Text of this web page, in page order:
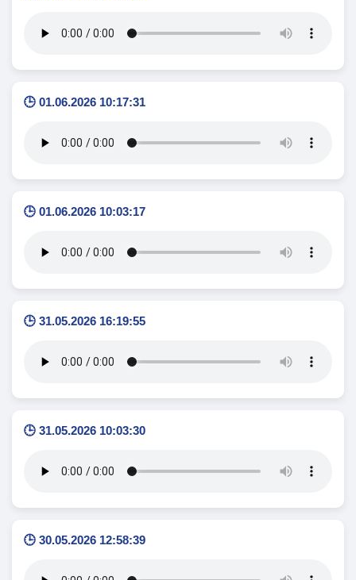
🕒 01.06.2026 10:17:31
🕒 01.06.2026 10:03:17
🕒 31.05.2026 16:19:55
🕒 31.05.2026 10:03:30
🕒 30.05.2026 12:58:39